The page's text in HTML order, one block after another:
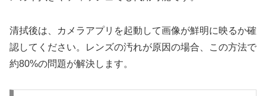
清拭後は、カメラアプリを起動して画像が鮮明に映るか確
認してください。レンズの汚れが原因の場合、この方法で
約80%の問題が解決します。